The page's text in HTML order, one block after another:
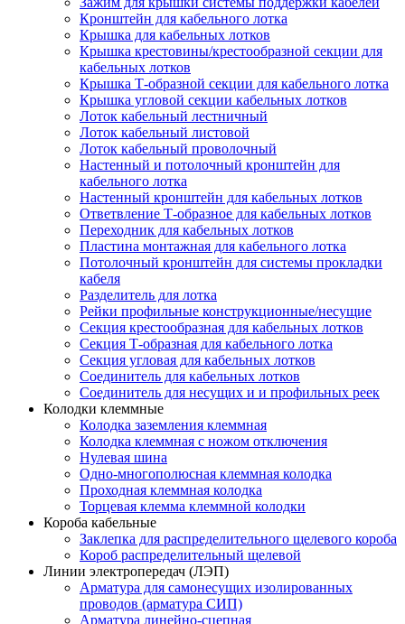
Кронштейн для кабельного лотка
Крышка для кабельных лотков
Крышка крестовины/крестообразной секции для
кабельных лотков
Крышка Т-образной секции для кабельного лотка
Крышка угловой секции кабельных лотков
Лоток кабельный лестничный
Лоток кабельный листовой
Лоток кабельный проволочный
Настенный и потолочный кронштейн для
кабельного лотка
Настенный кронштейн для кабельных лотков
Ответвление Т-образное для кабельных лотков
Переходник для кабельных лотков
Пластина монтажная для кабельного лотка
Потолочный кронштейн для системы прокладки
кабеля
Разделитель для лотка
Рейки профильные конструкционные/несущие
Секция крестообразная для кабельных лотков
Секция Т-образная для кабельного лотка
Секция угловая для кабельных лотков
Соединитель для кабельных лотков
Соединитель для несущих и и профильных реек
Колодки клеммные
Колодка заземления клеммная
Колодка клеммная с ножом отключения
Нулевая шина
Одно-многополюсная клеммная колодка
Проходная клеммная колодка
Торцевая клемма клеммной колодки
Короба кабельные
Заклепка для распределительного щелевого короба
Короб распределительный щелевой
Линии электропередач (ЛЭП)
Арматура для самонесущих изолированных
проводов (арматура СИП)
Арматура линейно-сцепная